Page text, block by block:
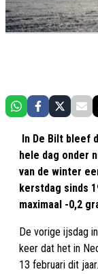
In De Bilt bleef
hele dag onder
van de winter
kerstdag sinds
maximaal -0,2
De vorige ijsdag
keer dat het in
13 februari dit